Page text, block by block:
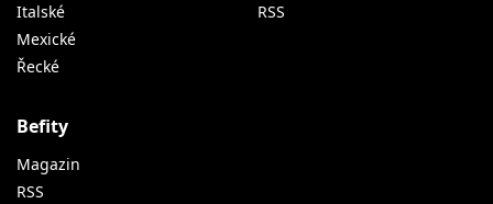
Italské
Mexické
Řecké
RSS
Befity
Magazin
RSS